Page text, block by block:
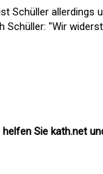
Schüller allerdings
"Wir
Sie kath.net